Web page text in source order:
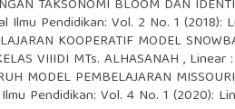
TAKSONOMI BLOOM DAN
Ilmu Pendidikan: Vol. 2 No. 1 (2018):
KOOPERATIF MODEL
VIIIDI MTs. ALHASANAH , Linear
MODEL PEMBELAJARAN
Pendidikan: Vol. 4 No. 1 (2020):